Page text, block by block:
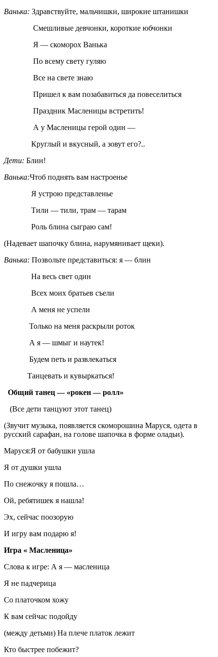
Ванька: Здравствуйте, мальчишки, широкие штанишки
Смешливые девчонки, короткие юбчонки
Я — скоморох Ванька
По всему свету гуляю
Все на свете знаю
Пришел к вам позабавиться да повеселиться
Праздник Масленицы встретить!
А у Масленицы герой один —
Круглый и вкусный, а зовут его?..
Дети: Блин!
Ванька:Чтоб поднять вам настроенье
Я устрою представленье
Тили — тили, трам — тарам
Роль блина сыграю сам!
(Надевает шапочку блина, нарумянивает щеки).
Ванька: Позвольте представиться: я — блин
На весь свет один
Всех моих братьев съели
А меня не успели
Только на меня раскрыли роток
А я — шмыг и наутек!
Будем петь и развлекаться
Танцевать и кувыркаться!
Общий танец — «рокен — ролл»
(Все дети танцуют этот танец)
(Звучит музыка, появляется скоморошина Маруся, одета в
русский сарафан, на голове шапочка в форме оладьи).
Маруся:Я от бабушки ушла
Я от душки ушла
По снежочку я пошла…
Ой, ребятишек я нашла!
Эх, сейчас поозорую
И игру вам подарю я!
Игра « Масленица»
Слова к игре: А я — масленица
Я не падчерица
Со платочком хожу
К вам сейчас подойду
(между детьми) На плече платок лежит
Кто быстрее побежит?